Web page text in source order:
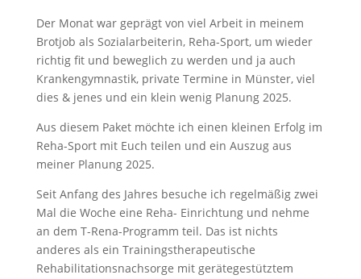
Der Monat war geprägt von viel Arbeit in meinem
Brotjob als Sozialarbeiterin, Reha-Sport, um wieder
richtig fit und beweglich zu werden und ja auch
Krankengymnastik, private Termine in Münster, viel
dies & jenes und ein klein wenig Planung 2025.
Aus diesem Paket möchte ich einen kleinen Erfolg im
Reha-Sport mit Euch teilen und ein Auszug aus
meiner Planung 2025.
Seit Anfang des Jahres besuche ich regelmäßig zwei
Mal die Woche eine Reha- Einrichtung und nehme
an dem T-Rena-Programm teil. Das ist nichts
anderes als ein Trainingstherapeutische
Rehabilitationsnachsorge mit gerätegestütztem